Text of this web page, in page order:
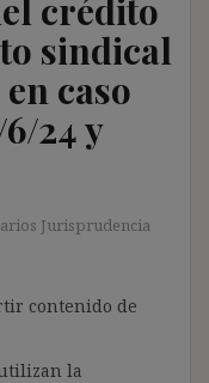
crédito
sindical
caso
24 y
Jurisprudencia
contenido de
la